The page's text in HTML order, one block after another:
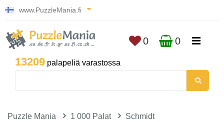
www.PuzzleMania.fi
13209 palapeliä varastossa
0 0
Puzzle Mania 1 000 Palat
Schmidt